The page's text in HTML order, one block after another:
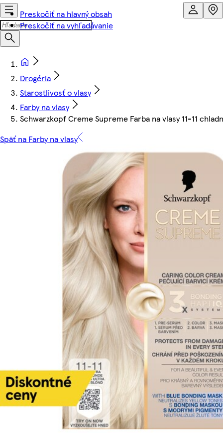
Preskočiť na hlavný obsah
Preskočiť na vyhľadávanie
Drogéria
Starostlivosť o vlasy
Farby na vlasy
Schwarzkopf Creme Supreme Farba na vlasy 11-11
Späť na Farby na vlasy